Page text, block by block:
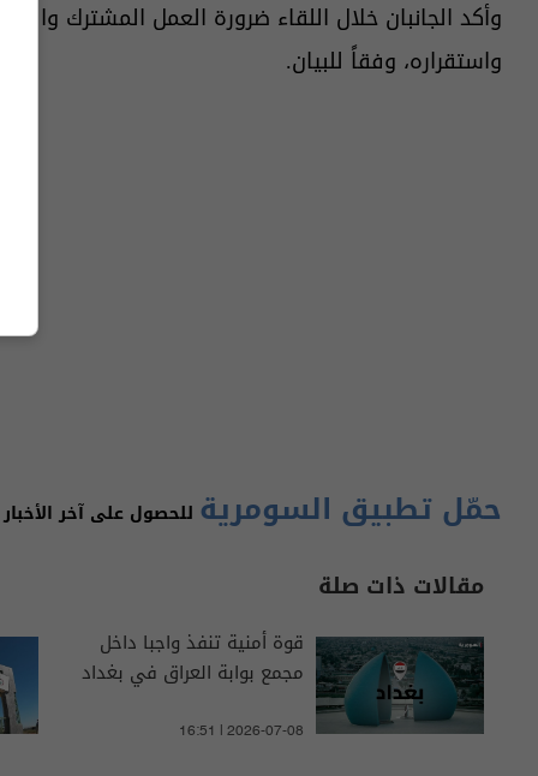
وأكد الجانبان خلال اللقاء ضرورة العمل المشترك
واستقراره، وفقاً للبيان.
حمّل تطبيق السومرية للحصول على آخر
مقالات ذات صلة
قوة أمنية تنفذ واجبا داخل
مجمع بوابة العراق في بغداد
16:51 | 2026-07-08